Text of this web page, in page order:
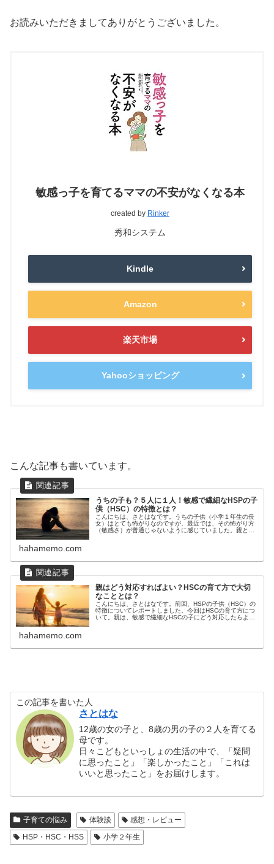
お読みいただきましてありがとうございました。
敏感っ子を育てるママの不安がなくなる本
created by Rinker
秀和システム
Kindle
Amazon
楽天市場
Yahooショッピング
こんな記事も書いています。
うちの子も？５人に１人！敏感で繊細なHSPの子
供（HSC）の特徴とは？
こんにちは、さとはなです。うちの子供（小学１年生の長
女）はとても怖がりなのですが、最近では、その怖がり方
（敏感さ）が普通じゃないように感じていました。親とし
hahamemo.com
親はどう対応すればよい？HSCの育て方で大切
なこととは？
こんにちは、さとはなです。前回、HSPの子供（HSC）の
特徴についてレポートしました。今回はHSCの育て方につ
いて。親は、敏感で繊細なHSCの子にどう対応したらよい
hahamemo.com
この記事を書いた人
さとはな
12歳の女の子と、8歳の男の子の２人を育てる
母です。
日々こどもといっしょの生活の中で、「疑問
に思ったこと」「楽しかったこと」「これは
いいと思ったこと」をお届けします。
子育ての悩み 体験談
感想・レビュー
HSP・HSC・HSS
小学２年生